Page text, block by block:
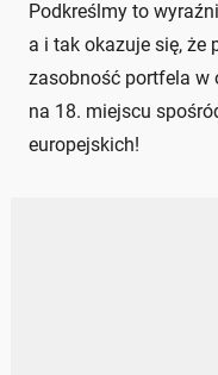
Podkreślmy to
a i tak okazuje się, że
zasobność portfela w
na 18. miejscu
europejskich!